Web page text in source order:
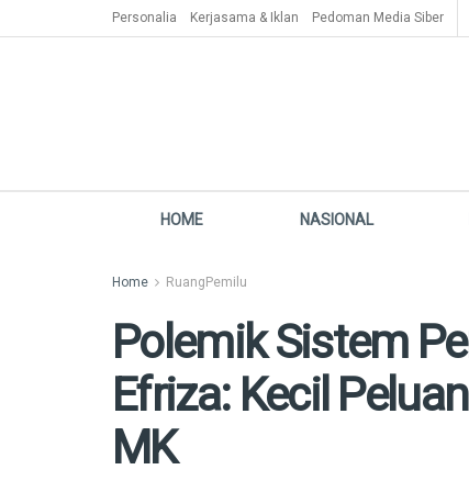
Personalia Kerjasama & Iklan Pedoman Media Siber
HOME NASIONAL
Home RuangPemilu
Polemik Sistem
Efriza: Kecil
MK